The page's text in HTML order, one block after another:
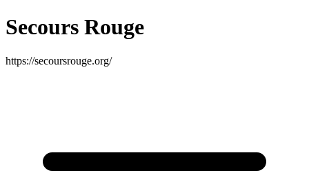
Secours Rouge
https://secoursrouge.org/